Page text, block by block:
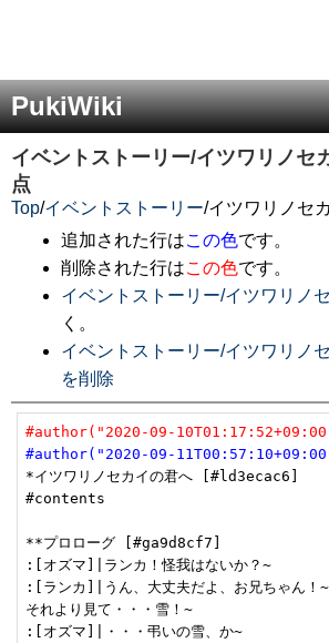
PukiWiki
イベントストーリー/イツワリノセ
点
Top/イベントストーリー/イツワリノセ
追加された行はこの色です。
削除された行はこの色です。
イベントストーリー/イツワリノ
く。
イベントストーリー/イツワリノ
を削除
#author("2020-09-
#author("2020-09-
*イツワリノセカイの君へ [#ld3ecac6]
#contents
**プロローグ [#ga9d8cf7]
:[オズマ]|ランカ！怪我はないか？~
:[ランカ]|うん、大丈夫だよ、お兄ちゃん！~
それより見て・・・雪！~
:[オズマ]|・・・弔いの雪、か~